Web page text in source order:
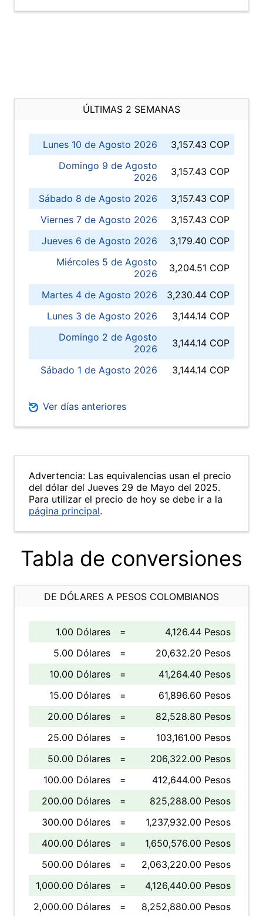
ÚLTIMAS 2 SEMANAS
Lunes 10 de Agosto 2026
3,157.43 COP
Domingo 9 de Agosto
2026
3,157.43 COP
Sábado 8 de Agosto 2026
3,157.43 COP
Viernes 7 de Agosto 2026
3,157.43 COP
Jueves 6 de Agosto 2026
3,179.40 COP
Miércoles 5 de Agosto
2026
3,204.51 COP
Martes 4 de Agosto 2026
3,230.44 COP
Lunes 3 de Agosto 2026
3,144.14 COP
Domingo 2 de Agosto
2026
3,144.14 COP
Sábado 1 de Agosto 2026 3,144.14 COP
Ver días anteriores
Advertencia: Las equivalencias usan el precio
del dólar del Jueves 29 de Mayo del 2025.
Para utilizar el precio de hoy se debe ir a la
página principal.
Tabla de conversiones
DE DÓLARES A PESOS COLOMBIANOS
1.00 Dólares =
4,126.44 Pesos
5.00 Dólares
=
20,632.20 Pesos
10.00 Dólares
=
41,264.40 Pesos
15.00 Dólares
=
61,896.60 Pesos
20.00 Dólares
=
82,528.80 Pesos
25.00 Dólares
=
103,161.00 Pesos
50.00 Dólares
=
206,322.00 Pesos
100.00 Dólares
=
412,644.00 Pesos
200.00 Dólares
=
825,288.00 Pesos
300.00 Dólares
=
1,237,932.00 Pesos
400.00 Dólares
=
1,650,576.00 Pesos
500.00 Dólares
=
2,063,220.00 Pesos
1,000.00 Dólares
=
4,126,440.00 Pesos
2,000.00 Dólares
=
8,252,880.00 Pesos